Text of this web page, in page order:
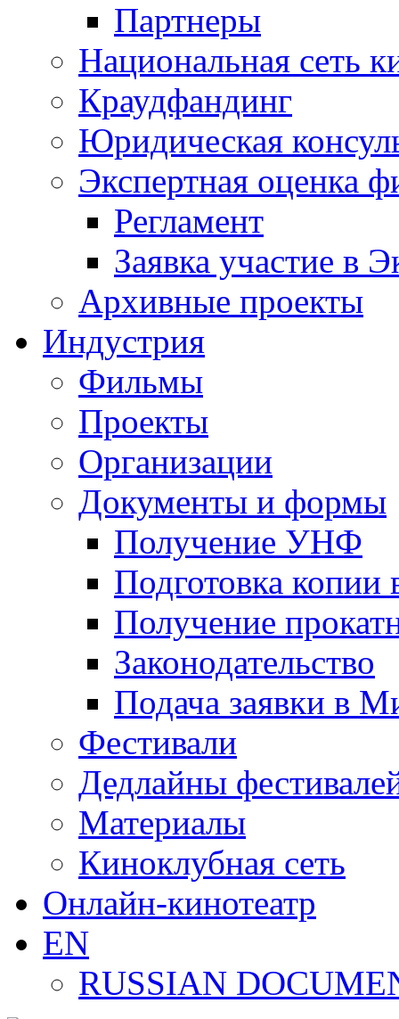
Партнеры
Национальная сеть
Краудфандинг
Юридическая
Экспертная оценка
Регламент
Заявка участие в
Архивные проекты
Индустрия
Фильмы
Проекты
Организации
Документы и формы
Получение УНФ
Подготовка копии
Получение
Законодательство
Подача заявки в
Фестивали
Дедлайны
Материалы
Киноклубная сеть
Онлайн-кинотеатр
EN
RUSSIAN